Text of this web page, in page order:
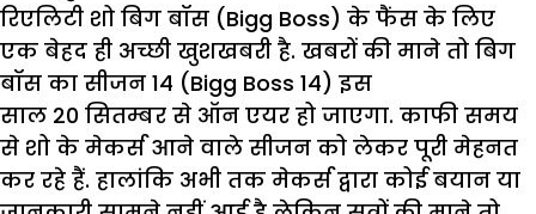
रिएलिटी शो बिग बॉस (Bigg Boss) के फैंस के लिए
एक बेहद ही अच्छी खुशखबरी है. खबरों की माने तो बिग
बॉस का सीजन 14 (Bigg Boss 14) इस
साल 20 सितम्बर से ऑन एयर हो जाएगा. काफी समय
से शो के मेकर्स आने वाले सीजन को लेकर पूरी मेहनत
कर रहे हैं. हालांकि अभी तक मेकर्स द्वारा कोई बयान या